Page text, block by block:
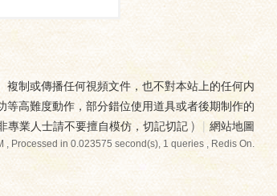
制或傳播任何視頻文件，也不對本站上的任何内
高難度動作，部分錯位使用道具或者後期制作的
專業人士請不要擅自模仿，切記切記 ) | 網站地圖
, Processed in 0.023575 second(s), 1 queries , Redis On.